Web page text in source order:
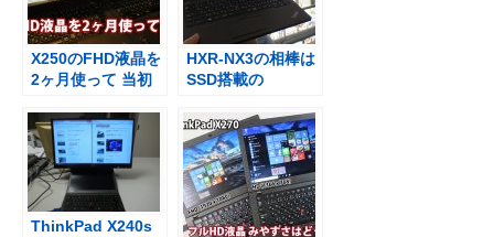
X250のFHD液晶を
2ヶ月使って 当初
～」と感じました
が・・・
HXR-NX3の相棒は
SSD搭載の
画編集機として活
躍中
ThinkPad X240s